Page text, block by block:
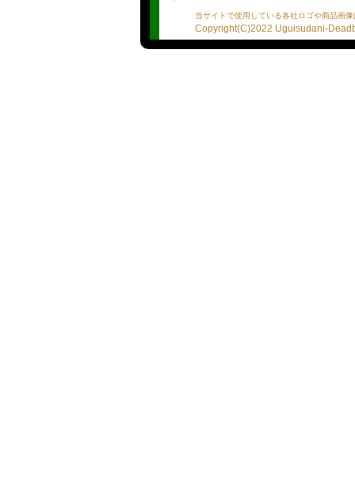
当サイトで使用している各社ロゴや商品画
Copyright(C)2022 Uguisudani-